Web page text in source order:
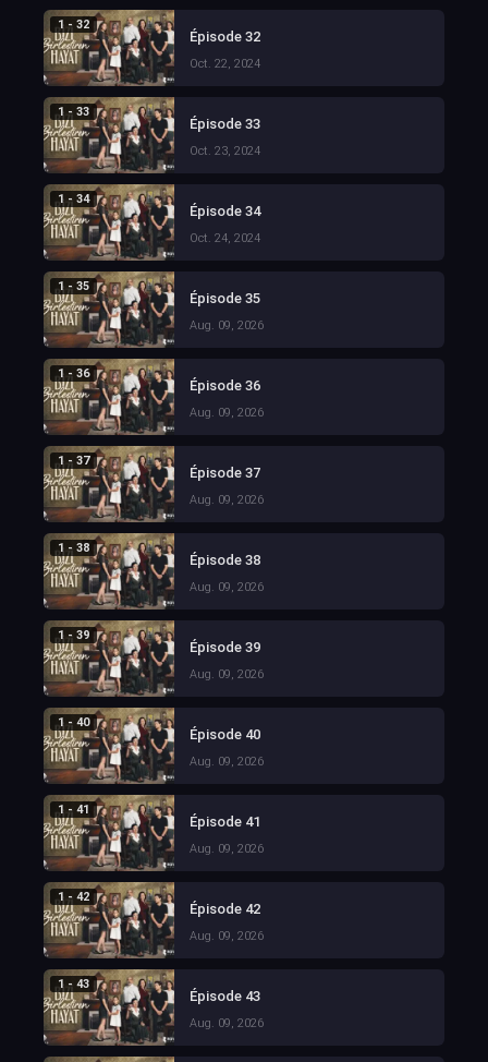
1 - 32
Épisode 32
Oct. 22, 2024
1 - 33
Épisode 33
Oct. 23, 2024
1 - 34
Épisode 34
Oct. 24, 2024
1 - 35
Épisode 35
Aug. 09, 2026
1 - 36
Épisode 36
Aug. 09, 2026
1 - 37
Épisode 37
Aug. 09, 2026
1 - 38
Épisode 38
Aug. 09, 2026
1 - 39
Épisode 39
Aug. 09, 2026
1 - 40
Épisode 40
Aug. 09, 2026
1 - 41
Épisode 41
Aug. 09, 2026
1 - 42
Épisode 42
Aug. 09, 2026
1 - 43
Épisode 43
Aug. 09, 2026